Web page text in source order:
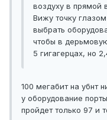
воздуху в прямой
Вижу точку
выбрать
чтобы в
5 гигагерцах, но
100 мегабит на убнт
у оборудование
пройдет только 97 и